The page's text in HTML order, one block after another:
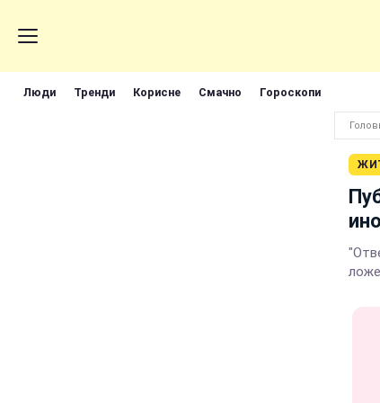
Люди Тренди Корисне Смачно Гороскопи